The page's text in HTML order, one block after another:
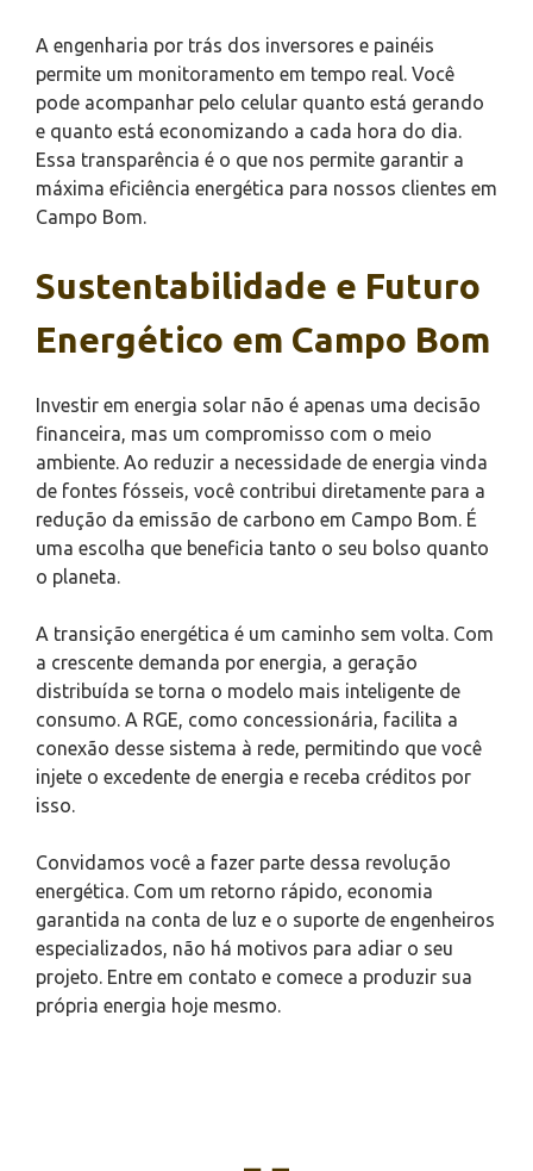
A engenharia por trás dos inversores e painéis
permite um monitoramento em tempo real. Você
pode acompanhar pelo celular quanto está gerando
e quanto está economizando a cada hora do dia.
Essa transparência é o que nos permite garantir a
máxima eficiência energética para nossos clientes em
Campo Bom.
Sustentabilidade e Futuro
Energético em Campo Bom
Investir em energia solar não é apenas uma decisão
financeira, mas um compromisso com o meio
ambiente. Ao reduzir a necessidade de energia vinda
de fontes fósseis, você contribui diretamente para a
redução da emissão de carbono em Campo Bom. É
uma escolha que beneficia tanto o seu bolso quanto
o planeta.
A transição energética é um caminho sem volta. Com
a crescente demanda por energia, a geração
distribuída se torna o modelo mais inteligente de
consumo. A RGE, como concessionária, facilita a
conexão desse sistema à rede, permitindo que você
injete o excedente de energia e receba créditos por
isso.
Convidamos você a fazer parte dessa revolução
energética. Com um retorno rápido, economia
garantida na conta de luz e o suporte de engenheiros
especializados, não há motivos para adiar o seu
projeto. Entre em contato e comece a produzir sua
própria energia hoje mesmo.